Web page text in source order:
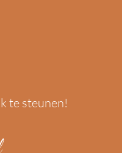
te steunen!